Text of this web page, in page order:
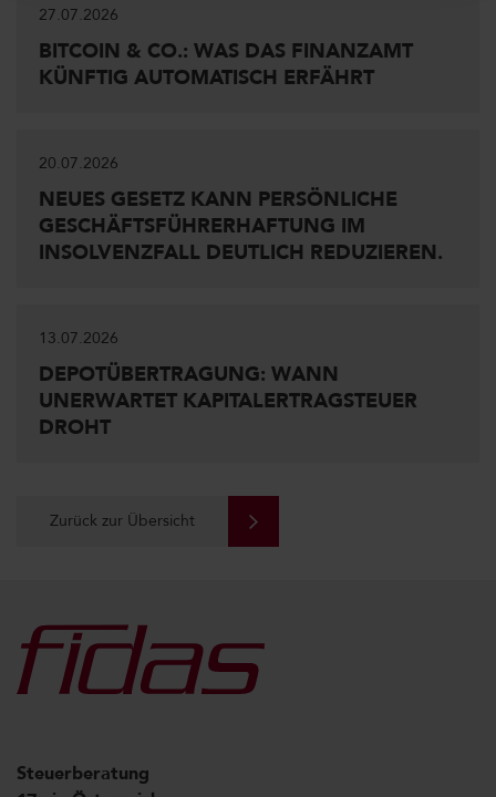
27.07.2026
BITCOIN & CO.: WAS DAS FINANZAMT
KÜNFTIG AUTOMATISCH ERFÄHRT
20.07.2026
NEUES GESETZ KANN PERSÖNLICHE
GESCHÄFTSFÜHRERHAFTUNG IM
INSOLVENZFALL DEUTLICH REDUZIEREN.
13.07.2026
DEPOTÜBERTRAGUNG: WANN
UNERWARTET KAPITALERTRAGSTEUER
DROHT
Zurück zur Übersicht
Steuerberatung